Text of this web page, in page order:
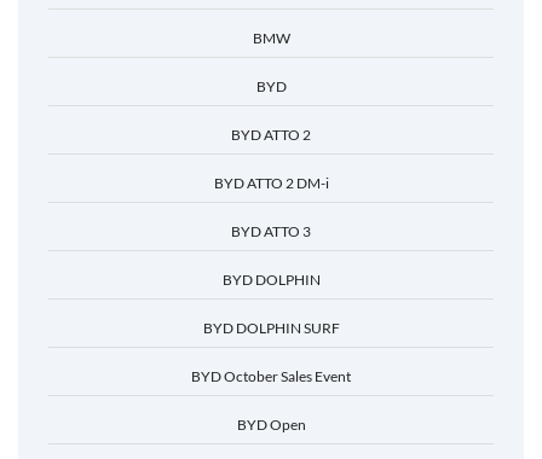
BMW
BYD
BYD ATTO 2
BYD ATTO 2 DM-i
BYD ATTO 3
BYD DOLPHIN
BYD DOLPHIN SURF
BYD October Sales Event
BYD Open